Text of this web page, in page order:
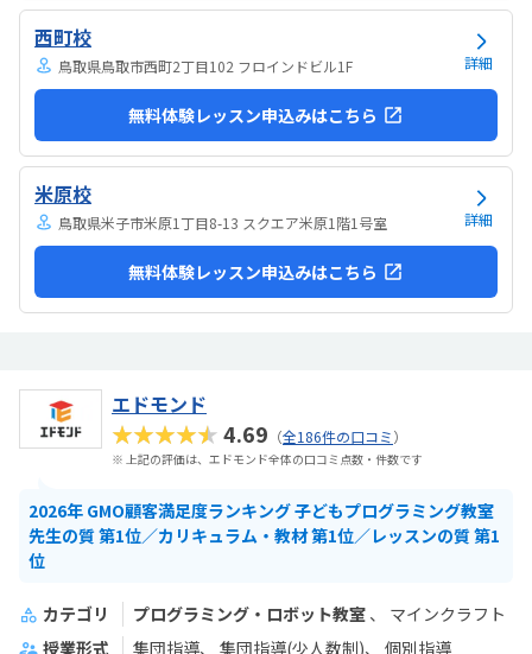
西町校
鳥取県鳥取市西町2丁目102 フロインドビル1F 詳細
無料体験レッスン申込みはこちら
米原校
鳥取県米子市米原1丁目8-13 スクエア米原1階1号室 詳細
無料体験レッスン申込みはこちら
エドモンド
★★★★★4.69 （全186件の口コミ）
※ 上記の評価は、エドモンド全体の口コミ点数・件数です
2026年 GMO顧客満足度ランキング 子どもプログラミング教室
先生の質 第1位／カリキュラム・教材 第1位／レッスンの質 第1
位
カテゴリ プログラミング・ロボット教室
マインクラフト
授業形式
集団指導 集団指導(少人数制) 個別指導